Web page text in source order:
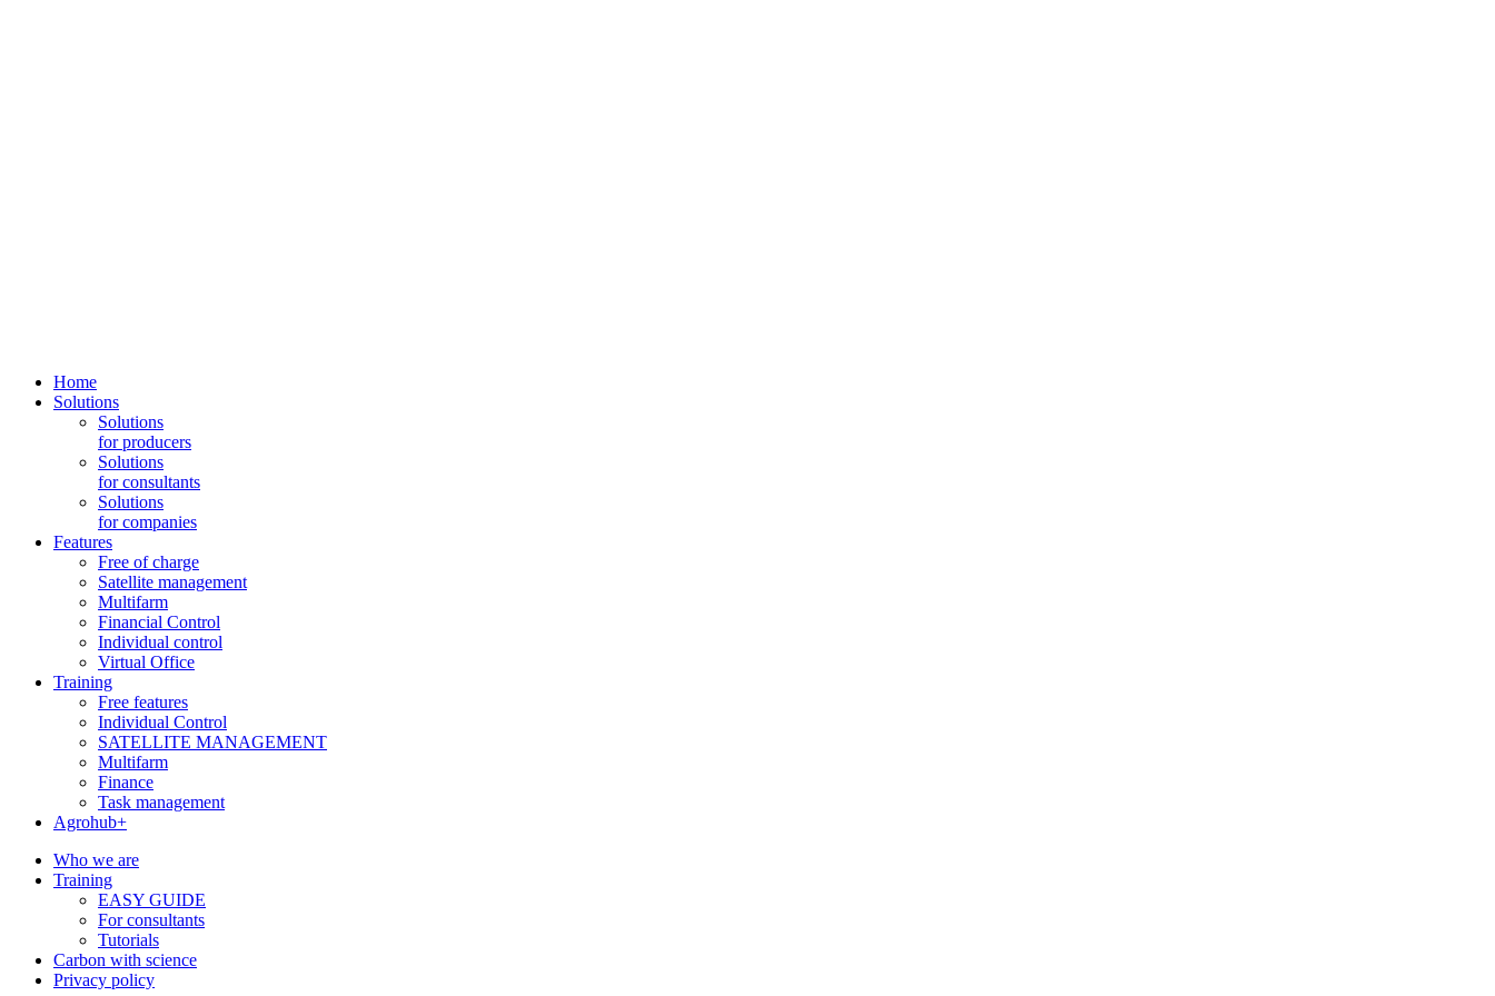
Home
Solutions
Solutions
for producers
Solutions
for consultants
Solutions
for companies
Features
Free of charge
Satellite management
Multifarm
Financial Control
Individual control
Virtual Office
Training
Free features
Individual Control
SATELLITE MANAGEMENT
Multifarm
Finance
Task management
Agrohub+
Who we are
Training
EASY GUIDE
For consultants
Tutorials
Carbon with science
Privacy policy